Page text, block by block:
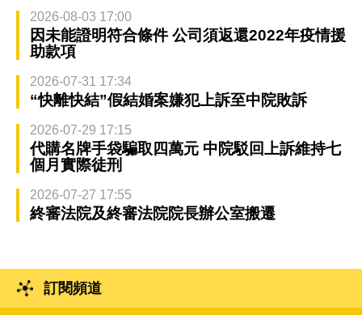
2026-08-03 17:00
因未能證明符合條件 公司須返還2022年疫情援
助款項
2026-07-31 17:34
“快離快結”假結婚案嫌犯上訴至中院敗訴
2026-07-29 17:15
代購名牌手袋騙取四萬元 中院駁回上訴維持七
個月實際徒刑
2026-07-27 17:55
終審法院及終審法院院長辦公室搬遷
訂閱頻道